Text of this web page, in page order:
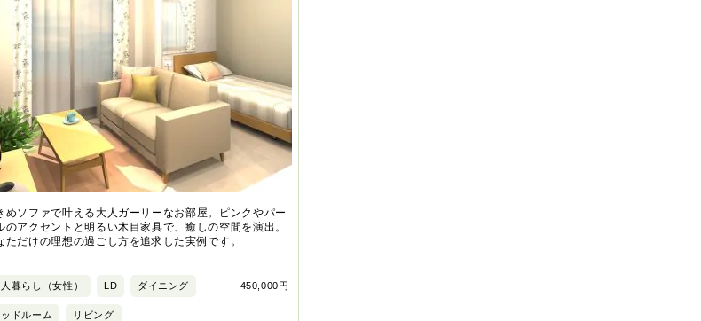
めソファで叶える大人ガーリーなお部屋。ピンクやパー
のアクセントと明るい木目家具で、癒しの空間を演出。
ただけの理想の過ごし方を追求した実例です。
450,000円
暮らし（女性） LD ダイニング
ドルーム リビング